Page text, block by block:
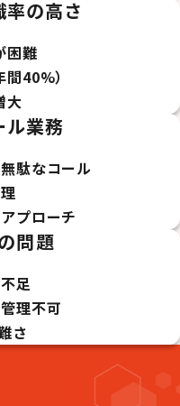
の高さ
困難
40%）
大
ル業務
駄なコール
プローチ
問題
足
理不可
さ